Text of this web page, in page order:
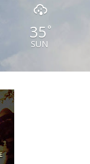
35 °
SUN